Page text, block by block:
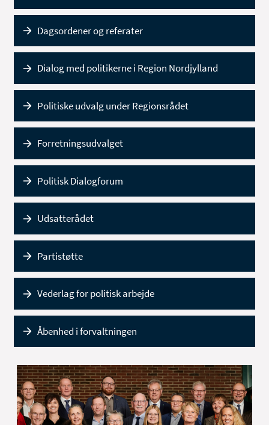
Dagsordener og referater
Dialog med politikerne i Region Nordjylland
Politiske udvalg under Regionsrådet
Forretningsudvalget
Politisk Dialogforum
Udsatterådet
Partistøtte
Vederlag for politisk arbejde
Åbenhed i forvaltningen